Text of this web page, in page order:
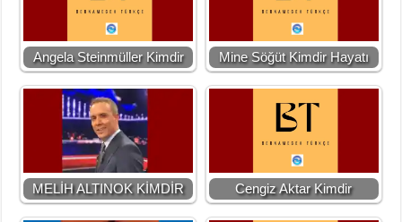
Angela Steinmüller Kimdir Mine Söğüt Kimdir Hayatı
MELİH ALTINOK KİMDİR Cengiz Aktar Kimdir